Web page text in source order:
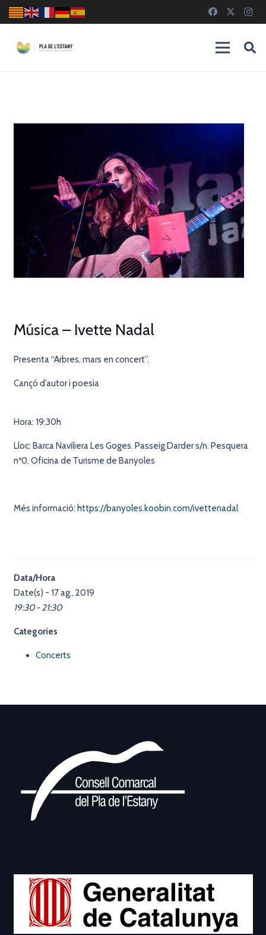
Música – Ivette Nadal
Presenta “Arbres, mars en concert”.
Cançó d’autor i poesia
Hora: 19:30h
Lloc: Barca Naviliera Les Goges. Passeig Darder s/n. Pesquera
nº0. Oficina de Turisme de Banyoles
Més informació: https://banyoles.koobin.com/ivettenadal
Data/Hora
Date(s) - 17 ag., 2019
19:30 - 21:30
Categories
Concerts